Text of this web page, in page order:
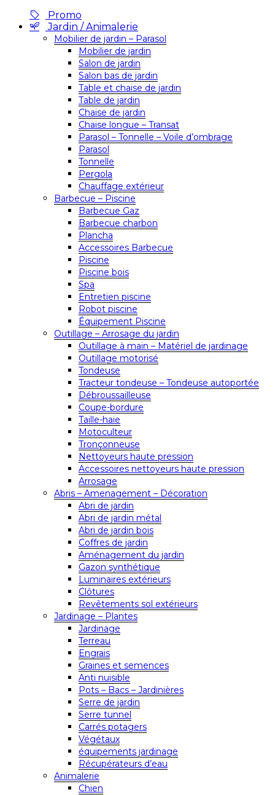
Promo
Jardin / Animalerie
Mobilier de jardin – Parasol
Mobilier de jardin
Salon de jardin
Salon bas de jardin
Table et chaise de jardin
Table de jardin
Chaise de jardin
Chaise longue – Transat
Parasol – Tonnelle – Voile d’ombrage
Parasol
Tonnelle
Pergola
Chauffage extérieur
Barbecue – Piscine
Barbecue Gaz
Barbecue charbon
Plancha
Accessoires Barbecue
Piscine
Piscine bois
Spa
Entretien piscine
Robot piscine
Équipement Piscine
Outillage – Arrosage du jardin
Outillage à main – Matériel de jardinage
Outillage motorisé
Tondeuse
Tracteur tondeuse – Tondeuse autoportée
Débroussailleuse
Coupe-bordure
Taille-haie
Motoculteur
Tronçonneuse
Nettoyeurs haute pression
Accessoires nettoyeurs haute pression
Arrosage
Abris – Amenagement – Décoration
Abri de jardin
Abri de jardin métal
Abri de jardin bois
Coffres de jardin
Aménagement du jardin
Gazon synthétique
Luminaires extérieurs
Clôtures
Revêtements sol extérieurs
Jardinage – Plantes
Jardinage
Terreau
Engrais
Graines et semences
Anti nuisible
Pots – Bacs – Jardinières
Serre de jardin
Serre tunnel
Carrés potagers
Végétaux
équipements jardinage
Récupérateurs d’eau
Animalerie
Chien